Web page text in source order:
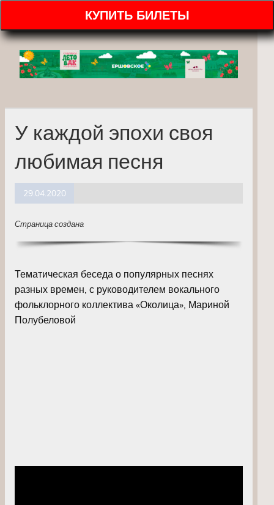
КУПИТЬ БИЛЕТЫ
У каждой эпохи своя
любимая песня
29.04.2020
Страница создана
Тематическая беседа о популярных песнях
разных времен, с руководителем вокального
фольклорного коллектива «Околица», Мариной
Полубеловой